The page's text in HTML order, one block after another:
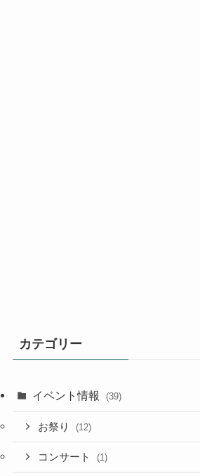
カテゴリー
イベント情報 (39)
お祭り (12)
コンサート (1)